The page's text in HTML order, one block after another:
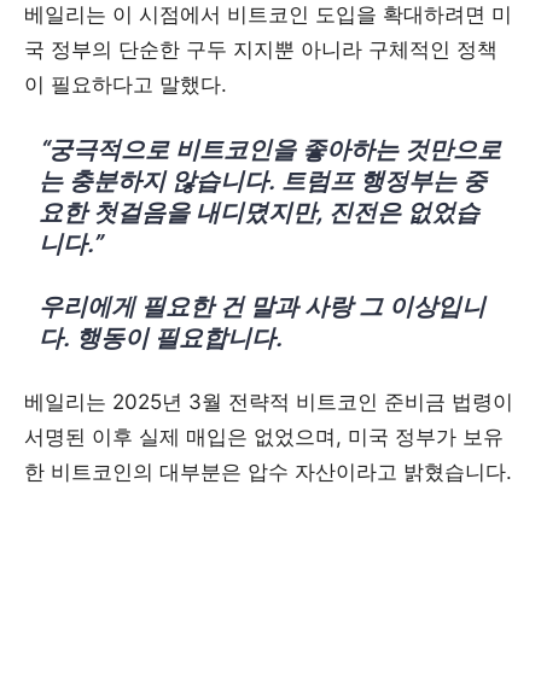
베일리는 이 시점에서 비트코인 도입을 확대하려면 미
국 정부의 단순한 구두 지지뿐 아니라 구체적인 정책
이 필요하다고 말했다.
“궁극적으로 비트코인을 좋아하는 것만으로
는 충분하지 않습니다. 트럼프 행정부는 중
요한 첫걸음을 내디뎠지만, 진전은 없었습
니다.”
우리에게 필요한 건 말과 사랑 그 이상입니
다. 행동이 필요합니다.
베일리는 2025년 3월 전략적 비트코인 준비금 법령이
서명된 이후 실제 매입은 없었으며, 미국 정부가 보유
한 비트코인의 대부분은 압수 자산이라고 밝혔습니다.